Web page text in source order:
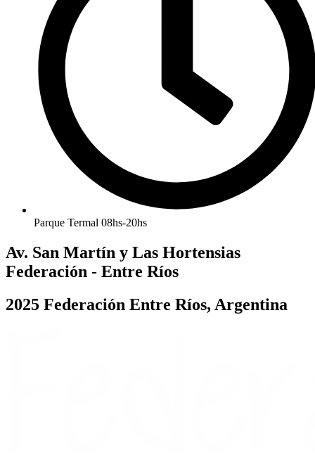
Parque Termal 08hs-20hs
Av. San Martín y Las Hortensias
Federación - Entre Ríos
2025 Federación Entre Ríos, Argentina